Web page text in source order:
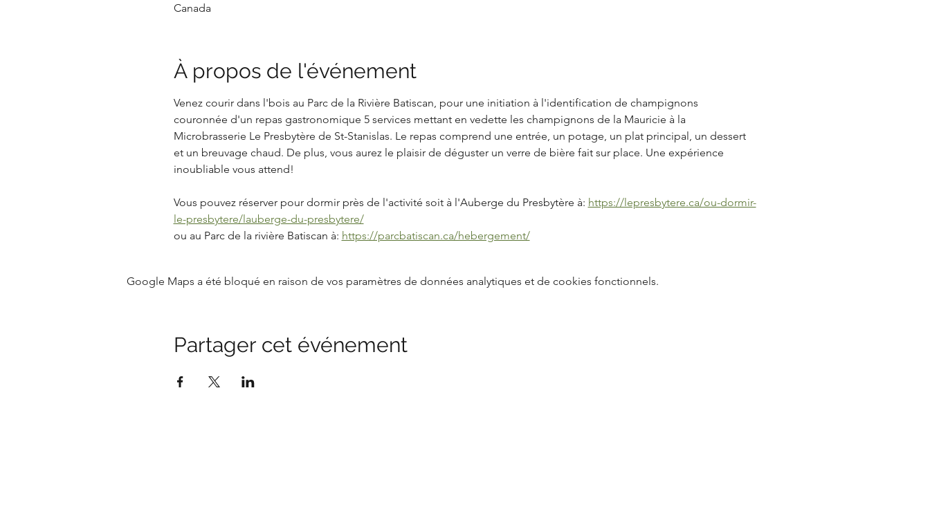
Canada
À propos de l'événement
Venez courir dans l'bois au Parc de la Rivière Batiscan, pour une initiation à l'identification de champignons
couronnée d'un repas gastronomique 5 services mettant en vedette les champignons de la Mauricie à la
Microbrasserie Le Presbytère de St-Stanislas. Le repas comprend une entrée, un potage, un plat principal, un dessert
et un breuvage chaud. De plus, vous aurez le plaisir de déguster un verre de bière fait sur place. Une expérience
inoubliable vous attend!
Vous pouvez réserver pour dormir près de l'activité soit à l'Auberge du Presbytère à: https://lepresbytere.ca/ou-dormir-
le-presbytere/lauberge-du-presbytere/
ou au Parc de la rivière Batiscan à: https://parcbatiscan.ca/hebergement/
Google Maps a été bloqué en raison de vos paramètres de données analytiques et de cookies fonctionnels.
Partager cet événement